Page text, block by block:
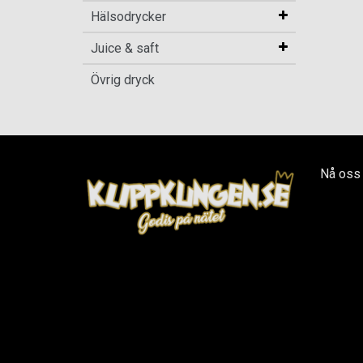
Hälsodrycker
Juice & saft
Övrig dryck
Nå